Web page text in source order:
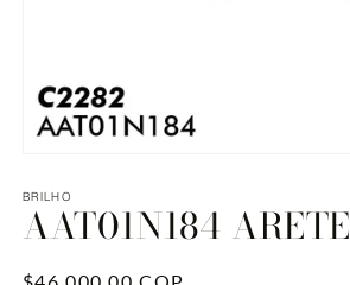
multimedia
en
BRILHO
AAT01N184 ARETE